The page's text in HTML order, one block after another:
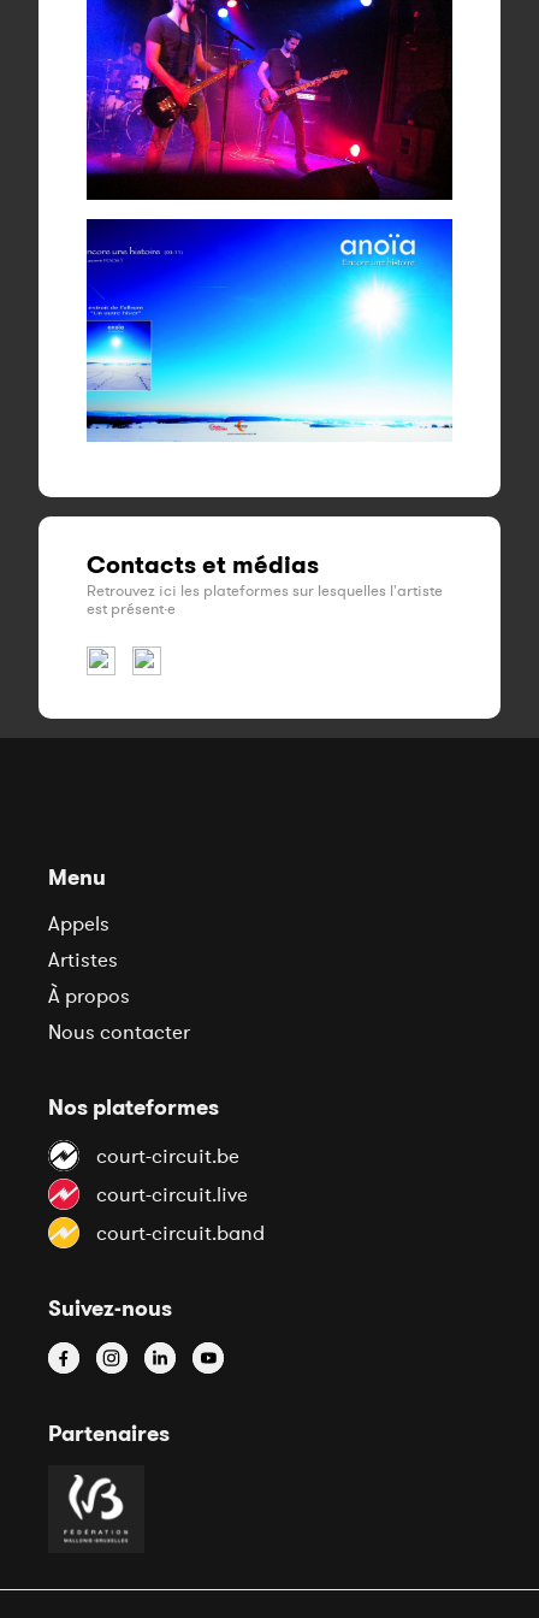
Contacts et médias
Retrouvez ici les plateformes sur lesquelles l'artiste
est présent·e
Menu
Appels
Artistes
À propos
Nous contacter
Nos plateformes
court-circuit.be
court-circuit.live
court-circuit.band
Suivez-nous
Partenaires